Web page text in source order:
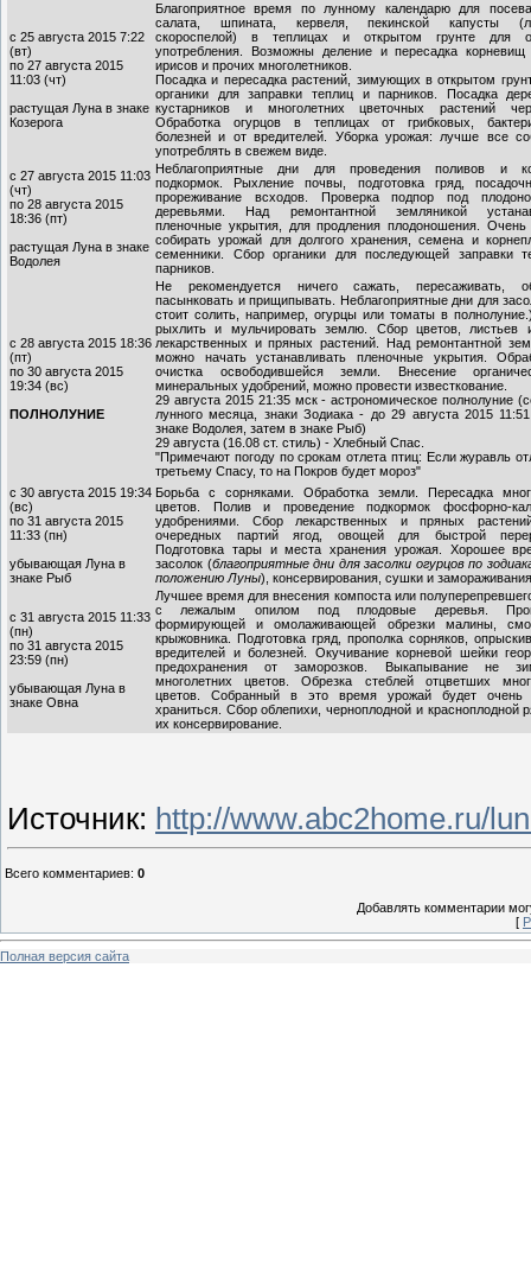
с 25 августа 2015 7:22
(вт)
по 27 августа 2015
11:03 (чт)
растущая Луна в знаке
Козерога
Благоприятное время по лунному календарю для
салата, шпината, кервеля, пекинской капусты
скороспелой) в теплицах и открытом грунте для
употребления. Возможны деление и пересадка корневищ
ирисов и прочих многолетников.
Посадка и пересадка растений, зимующих в открытом
органики для заправки теплиц и парников. Посадка
кустарников и многолетних цветочных растений
Обработка огурцов в теплицах от грибковых,
болезней и от вредителей. Уборка урожая: лучше все
употреблять в свежем виде.
с 27 августа 2015 11:03
(чт)
по 28 августа 2015
18:36 (пт)
растущая Луна в знаке
Водолея
Неблагоприятные дни для проведения поливов и
подкормок. Рыхление почвы, подготовка гряд,
прореживание всходов. Проверка подпор под
деревьями. Над ремонтантной земляникой
пленочные укрытия, для продления плодоношения.
собирать урожай для долгого хранения, семена и
семенники. Сбор органики для последующей заправки
парников.
с 28 августа 2015 18:36
(пт)
по 30 августа 2015
19:34 (вс)
ПОЛНОЛУНИЕ
Не рекомендуется ничего сажать, пересаживать,
пасынковать и прищипывать. Неблагоприятные дни для
стоит солить, например, огурцы или томаты в
рыхлить и мульчировать землю. Сбор цветов, листьев
лекарственных и пряных растений. Над ремонтантной
можно начать устанавливать пленочные укрытия.
очистка освободившейся земли. Внесение
минеральных удобрений, можно провести известкование.
29 августа 2015 21:35 мск - астрономическое полнолуние
лунного месяца, знаки Зодиака - до 29 августа 2015
знаке Водолея, затем в знаке Рыб)
29 августа (16.08 ст. стиль) - Хлебный Спас.
"Примечают погоду по срокам отлета птиц: Если журавль
третьему Спасу, то на Покров будет мороз"
с 30 августа 2015 19:34
(вс)
по 31 августа 2015
11:33 (пн)
убывающая Луна в
знаке Рыб
Борьба с сорняками. Обработка земли. Пересадка
цветов. Полив и проведение подкормок фосфорно-
удобрениями. Сбор лекарственных и пряных
очередных партий ягод, овощей для быстрой
Подготовка тары и места хранения урожая. Хорошее
засолок (благоприятные дни для засолки огурцов по
положению Луны), консервирования, сушки и
с 31 августа 2015 11:33
(пн)
по 31 августа 2015
23:59 (пн)
убывающая Луна в
знаке Овна
Лучшее время для внесения компоста или
с лежалым опилом под плодовые деревья.
формирующей и омолаживающей обрезки малины,
крыжовника. Подготовка гряд, прополка сорняков,
вредителей и болезней. Окучивание корневой шейки
предохранения от заморозков. Выкапывание не
многолетних цветов. Обрезка стеблей отцветших
цветов. Собранный в это время урожай будет очень
храниться. Сбор облепихи, черноплодной и красноплодной
их консервирование.
Источник: http://www.abc2home.ru/
Всего комментариев: 0
Добавлять комментарии
[
Полная версия сайта